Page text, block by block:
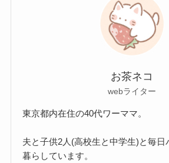
お茶ネコ
webライター
東京都内在住の40代ワーママ。
夫と子供2人(高校生と中学生)と毎日
暮らしています。